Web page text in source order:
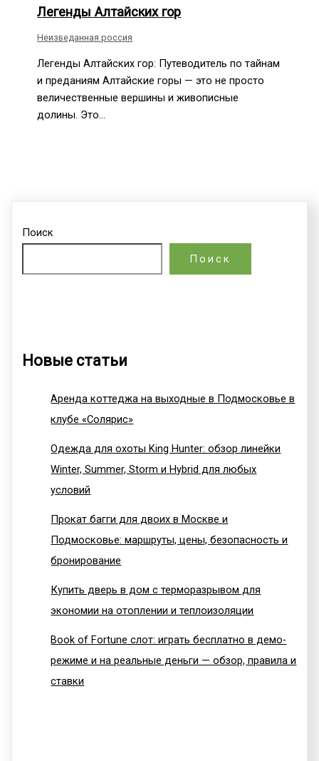
Легенды Алтайских гор
Неизведанная россия
Легенды Алтайских гор: Путеводитель по тайнам
и преданиям Алтайские горы — это не просто
величественные вершины и живописные
долины. Это…
Поиск
Поиск
Новые статьи
Аренда коттеджа на выходные в Подмосковье в
клубе «Солярис»
Одежда для охоты King Hunter: обзор линейки
Winter, Summer, Storm и Hybrid для любых
условий
Прокат багги для двоих в Москве и
Подмосковье: маршруты, цены, безопасность и
бронирование
Купить дверь в дом с терморазрывом для
экономии на отоплении и теплоизоляции
Book of Fortune слот: играть бесплатно в демо-
режиме и на реальные деньги — обзор, правила и
ставки